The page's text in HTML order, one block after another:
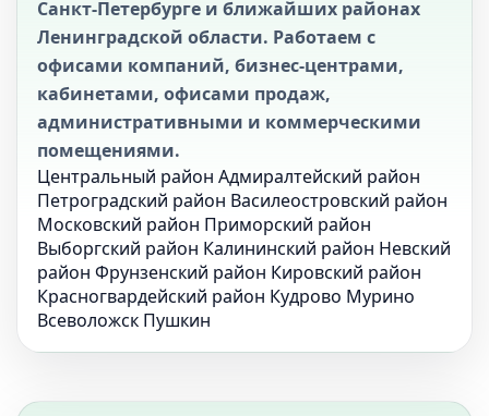
Санкт-Петербурге и ближайших районах
Ленинградской области. Работаем с
офисами компаний, бизнес-центрами,
кабинетами, офисами продаж,
административными и коммерческими
помещениями.
Центральный район Адмиралтейский район
Петроградский район Василеостровский район
Московский район Приморский район
Выборгский район Калининский район Невский
район Фрунзенский район Кировский район
Красногвардейский район Кудрово Мурино
Всеволожск Пушкин